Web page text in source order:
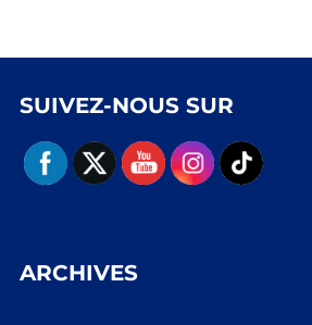
SUIVEZ-NOUS SUR
ARCHIVES